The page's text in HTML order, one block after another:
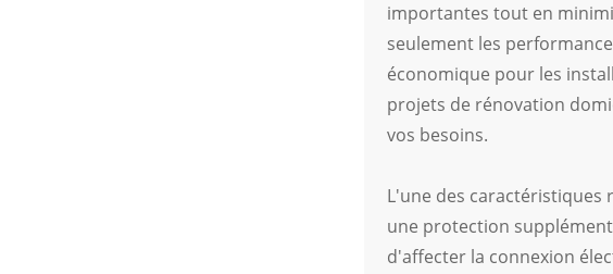
importantes tout en
seulement les
économique pour les
projets de rénovation
vos besoins.
L'une des caractéristiques
une protection
d'affecter la connexion